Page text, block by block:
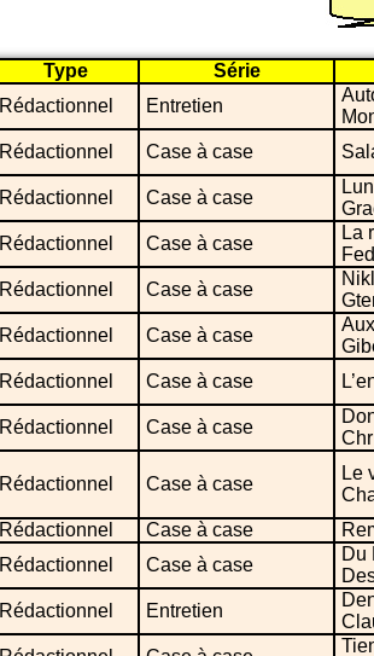
Type
Série
Rédactionnel Entretien
Rédactionnel Case à case
Rédactionnel Case à case
Rédactionnel Case à case
La
Rédactionnel Case à case
Rédactionnel Case à case
Rédactionnel Case à case
Rédactionnel Case à case
Rédactionnel Case à case
Le
Rédactionnel Case à case
Rédactionnel Case à case
Du
Rédactionnel Entretien